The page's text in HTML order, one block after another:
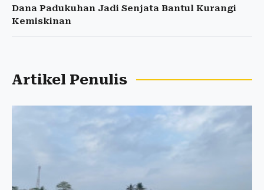
Dana Padukuhan Jadi Senjata Bantul Kurangi
Kemiskinan
Artikel Penulis